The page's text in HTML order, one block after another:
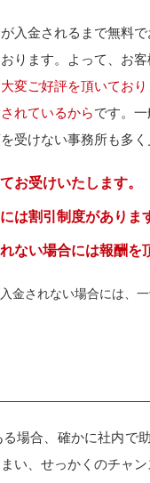
入金されるまで無料
ります。よって、お
変ご好評を頂いてお
れているからです。
受けない事務所も多
お受けいたします。
は割引制度がありま
ない場合には報酬を
金されない場合には、
場合、確かに社内で
い、せっかくのチャ